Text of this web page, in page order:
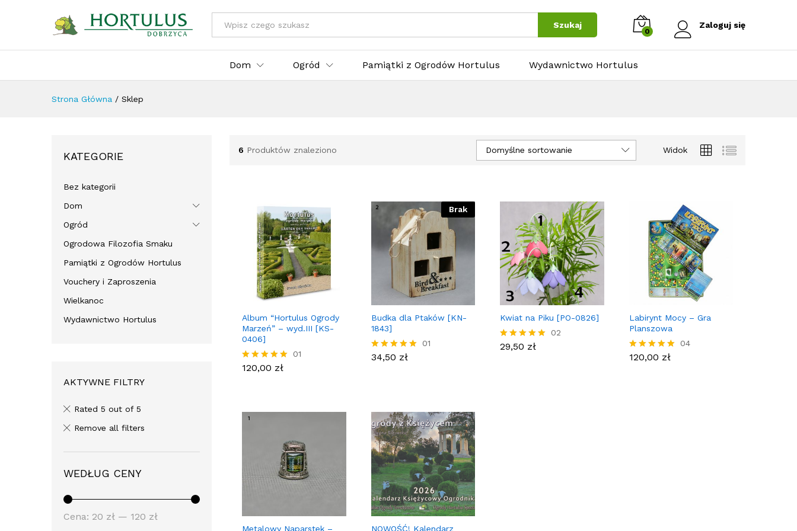
Wszystkie kategorie Szukaj
0
Zaloguj się
Dom Ogród Pamiątki z Ogrodów Hortulus Wydawnictwo Hortulus
Strona Główna / Sklep
6 Produktów znaleziono Widok
Domyślne sortowanie
Album “Hortulus Ogrody
Marzeń” – wyd.III [KS-
0406]
Oceniony
01
120,00 zł
120,00zł
Brak
Budka dla Ptaków [KN-
1843]
Oceniony
01
34,50 zł
34,50zł
Kwiat na Piku [PO-0826]
Oceniony
02
29,50 zł
29,50zł
Labirynt Mocy – Gra
Planszowa
Oceniony
04
120,00 zł
120,00zł
Metalowy Naparstek –
NOWOŚĆ! Kalendarz
KATEGORIE
Bez kategorii
Dom
Ogród
Ogrodowa Filozofia Smaku
Pamiątki z Ogrodów Hortulus
Vouchery i Zaproszenia
Wielkanoc
Wydawnictwo Hortulus
AKTYWNE FILTRY
Rated 5 out of 5
Remove all filters
WEDŁUG CENY
Cena: 20 zł — 120 zł